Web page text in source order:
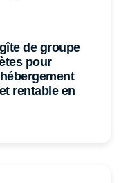
de groupe
pour
rentable en